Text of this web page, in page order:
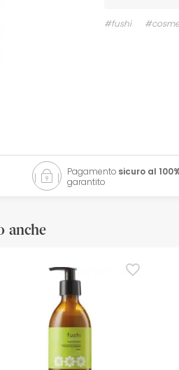
#fushi
Pagamento sicuro al
garantito
anche